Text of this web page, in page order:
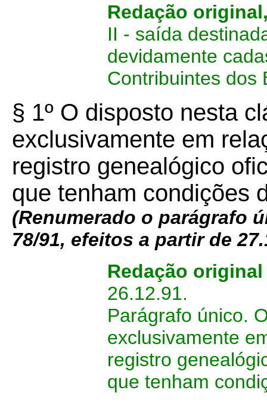
Redação
II - saída
devidamente
Contribuintes dos
§ 1º O disposto nesta
exclusivamente em
registro genealógico
que tenham condições
(Renumerado o parágrafo
78/91, efeitos a partir de
Redação
26.12.91.
Parágrafo único.
exclusivamente
registro
que tenham